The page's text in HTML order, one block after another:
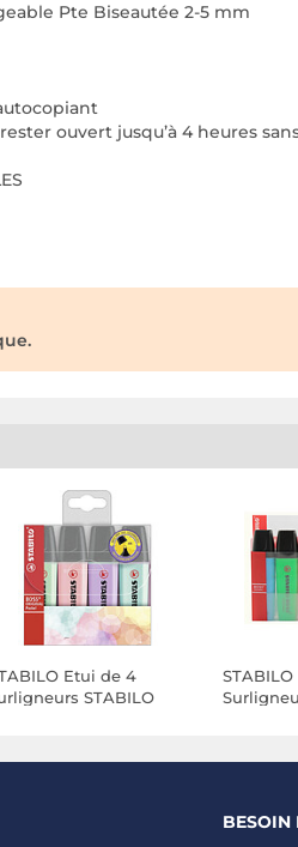
Pte Biseautée 2-5 mm
ouvert jusqu’à 4 heures
Etui de 4
STABILO
mm x 5
BESOIN